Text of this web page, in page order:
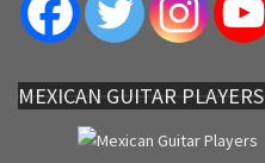
MEXICAN GUITAR PLAYERS